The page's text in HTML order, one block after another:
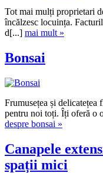
Tot mai mulți proprietari
încălzesc locuința.
d[...] mai mult »
Bonsai
Frumusețea și
pentru noi toți. Îți oferă o
despre bonsai »
Canapele
spații mici